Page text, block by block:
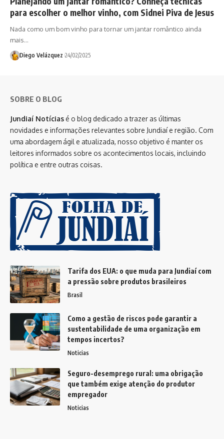
para escolher o melhor vinho, com Sidnei Piva de Jesus
Nada como um bom vinho para tornar um jantar romântico ainda
mais…
Diego Velázquez 24/02/2025
SOBRE O BLOG
Jundiaí Notícias é o blog dedicado a trazer as últimas
novidades e informações relevantes sobre Jundiaí e região. Com
uma abordagem ágil e atualizada, nosso objetivo é manter os
leitores informados sobre os acontecimentos locais, incluindo
política e entre outras coisas.
Tarifa dos EUA: o que muda para Jundiaí com
a pressão sobre produtos brasileiros
Brasil
Como a gestão de riscos pode garantir a
sustentabilidade de uma organização em
tempos incertos?
Noticias
Seguro-desemprego rural: uma obrigação
que também exige atenção do produtor
empregador
Noticias